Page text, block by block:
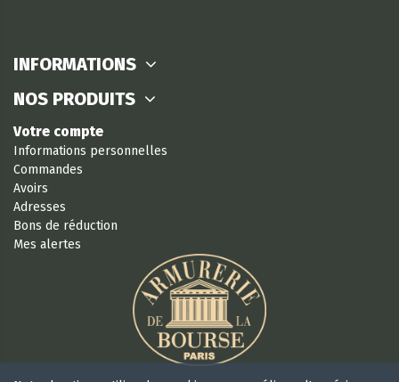
INFORMATIONS
NOS PRODUITS
Votre compte
Informations personnelles
Commandes
Avoirs
Adresses
Bons de réduction
Mes alertes